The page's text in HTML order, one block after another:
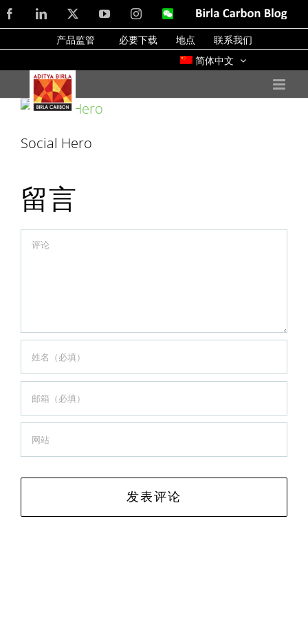
Skip
to
content
FacebookLinkedIn YouTubeInstagramWeChatBirla
Blog
产品监管 必要下载 地点
联系我们
简体中文
Social Hero
留言
Comment